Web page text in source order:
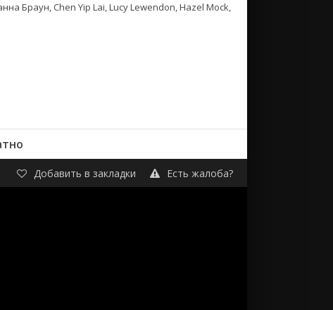
Браун, Chen Yip Lai, Lucy Lewendon, Hazel Mock,
Добавить в закладки Есть жалоба?